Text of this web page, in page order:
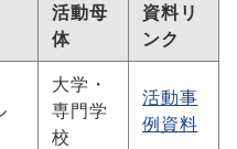
活動母
体
資料リ
ンク
大学・
専門学
校
活動事
例資料